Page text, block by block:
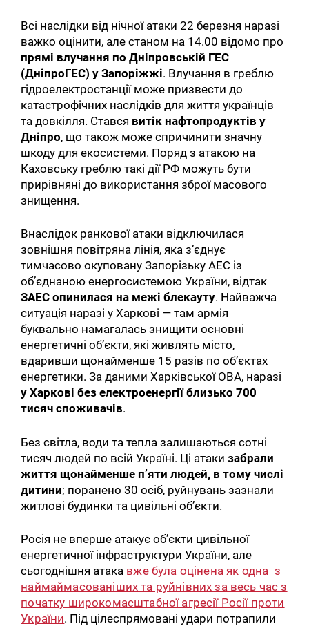
Всі наслідки від нічної атаки 22 березня наразі
важко оцінити, але станом на 14.00 відомо про
прямі влучання по Дніпровській ГЕС
(ДніпроГЕС) у Запоріжжі. Влучання в греблю
гідроелектростанції може призвести до
катастрофічних наслідків для життя українців
та довкілля. Стався витік нафтопродуктів у
Дніпро, що також може спричинити значну
шкоду для екосистеми. Поряд з атакою на
Каховську греблю такі дії РФ можуть бути
прирівняні до використання зброї масового
знищення.
Внаслідок ранкової атаки відключилася
зовнішня повітряна лінія, яка з’єднує
тимчасово окуповану Запорізьку АЕС із
об’єднаною енергосистемою України, відтак
ЗАЕС опинилася на межі блекауту. Найважча
ситуація наразі у Харкові — там армія
буквально намагалась знищити основні
енергетичні об’єкти, які живлять місто,
вдаривши щонайменше 15 разів по об’єктах
енергетики. За даними Харківської ОВА, наразі
у Харкові без електроенергії близько 700
тисяч споживачів.
Без світла, води та тепла залишаються сотні
тисяч людей по всій Україні. Ці атакизабрали
життя щонайменше п’яти людей, в тому числі
дитини; поранено 30 осіб, руйнувань зазнали
житлові будинки та цивільні об’єкти.
Росія не вперше атакує об’єкти цивільної
енергетичної інфраструктури України, але
сьогоднішня атака вже була оцінена як одна з
наймаймасованіших та руйнівних за весь час з
початку широкомасштабної агресії Росії проти
України. Під цілеспрямовані удари потрапили